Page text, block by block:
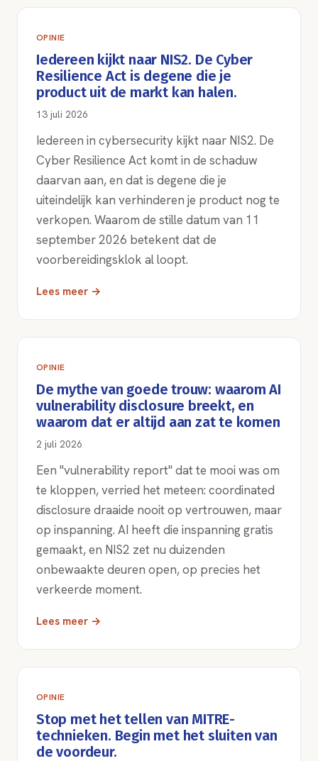
OPINIE
Iedereen kijkt naar NIS2. De Cyber
Resilience Act is degene die je
product uit de markt kan halen.
13 juli 2026
Iedereen in cybersecurity kijkt naar NIS2. De
Cyber Resilience Act komt in de schaduw
daarvan aan, en dat is degene die je
uiteindelijk kan verhinderen je product nog te
verkopen. Waarom de stille datum van 11
september 2026 betekent dat de
voorbereidingsklok al loopt.
Lees meer →
OPINIE
De mythe van goede trouw: waarom AI
vulnerability disclosure breekt, en
waarom dat er altijd aan zat te komen
2 juli 2026
Een "vulnerability report" dat te mooi was om
te kloppen, verried het meteen: coordinated
disclosure draaide nooit op vertrouwen, maar
op inspanning. AI heeft die inspanning gratis
gemaakt, en NIS2 zet nu duizenden
onbewaakte deuren open, op precies het
verkeerde moment.
Lees meer →
OPINIE
Stop met het tellen van MITRE-
technieken. Begin met het sluiten van
de voordeur.